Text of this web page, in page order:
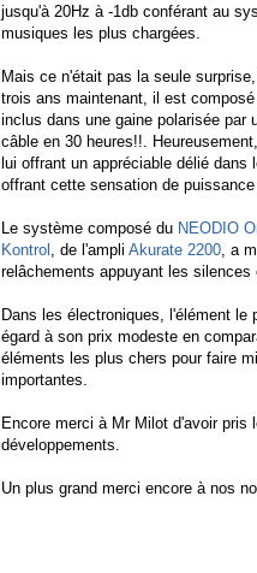
jusqu'à 20Hz à -1db conférant au
musiques les plus chargées.
Mais ce n'était pas la seule
trois ans maintenant, il est
inclus dans une gaine polarisée par
câble en 30 heures!!.
lui offrant un appréciable délié
offrant cette sensation de puissance
Le système composé du NEODIO
Kontrol
, de l'ampli Akurate 2200 , a
relâchements appuyant les silences
Dans les électroniques, l'élément
égard à son prix modeste en
éléments les plus chers pour faire
importantes.
Encore merci à Mr Milot d'avoir
développements.
Un plus grand merci encore à nos